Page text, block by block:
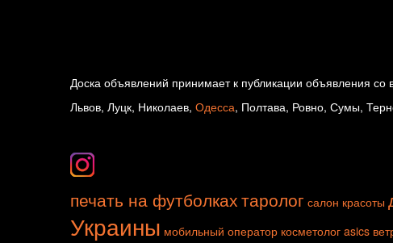
Доска объявлений принимает к публикации объявления со
Львов, Луцк, Николаев, Одесса, Полтава, Ровно, Сумы,
печать на футболкахтаролог салон красоты
Украины мобильный оператор косметолог asics